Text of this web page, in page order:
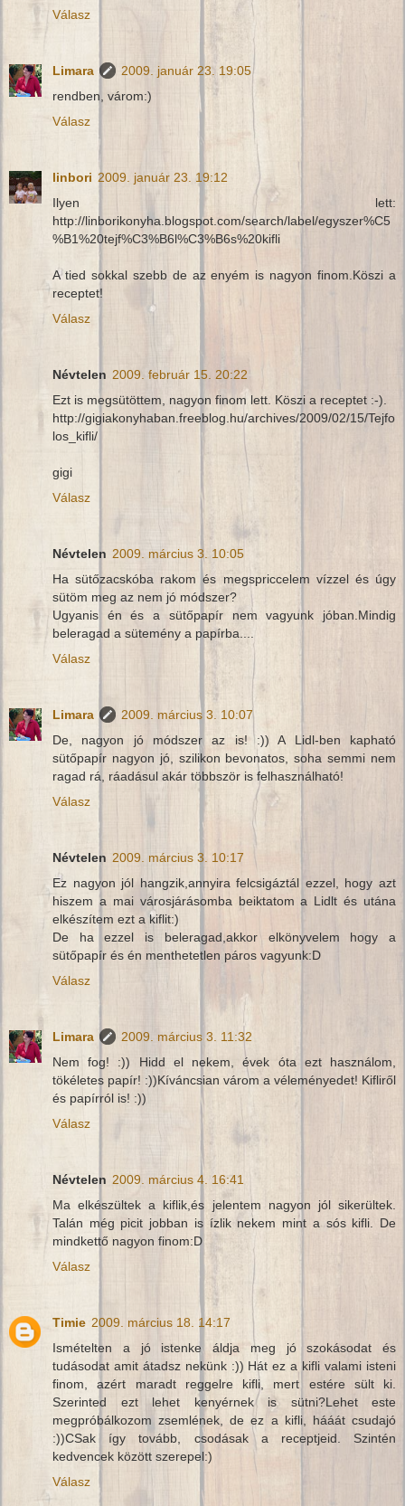
Válasz
Limara
2009. január 23. 19:05
rendben, várom:)
Válasz
linbori 2009. január 23. 19:12
Ilyen lett:
http://linborikonyha.blogspot.com/search/label/egyszer%C5
%B1%20tejf%C3%B6l%C3%B6s%20kifli
A tied sokkal szebb de az enyém is nagyon finom.Köszi a
receptet!
Válasz
Névtelen 2009. február 15. 20:22
Ezt is megsütöttem, nagyon finom lett. Köszi a receptet :-).
http://gigiakonyhaban.freeblog.hu/archives/2009/02/15/Tejfo
los_kifli/
gigi
Válasz
Névtelen 2009. március 3. 10:05
Ha sütőzacskóba rakom és megspriccelem vízzel és úgy
sütöm meg az nem jó módszer?
Ugyanis én és a sütőpapír nem vagyunk jóban.Mindig
beleragad a sütemény a papírba....
Válasz
Limara
2009. március 3. 10:07
De, nagyon jó módszer az is! :)) A Lidl-ben kapható
sütőpapír nagyon jó, szilikon bevonatos, soha semmi nem
ragad rá, ráadásul akár többször is felhasználható!
Válasz
Névtelen 2009. március 3. 10:17
Ez nagyon jól hangzik,annyira felcsigáztál ezzel, hogy azt
hiszem a mai városjárásomba beiktatom a Lidlt és utána
elkészítem ezt a kiflit:)
De ha ezzel is beleragad,akkor elkönyvelem hogy a
sütőpapír és én menthetetlen páros vagyunk:D
Válasz
Limara
2009. március 3. 11:32
Nem fog! :)) Hidd el nekem, évek óta ezt használom,
tökéletes papír! :))Kíváncsian várom a véleményedet! Kifliről
és papírról is! :))
Válasz
Névtelen 2009. március 4. 16:41
Ma elkészültek a kiflik,és jelentem nagyon jól sikerültek.
Talán még picit jobban is ízlik nekem mint a sós kifli. De
mindkettő nagyon finom:D
Válasz
Timie 2009. március 18. 14:17
Ismételten a jó istenke áldja meg jó szokásodat és
tudásodat amit átadsz nekünk :)) Hát ez a kifli valami isteni
finom, azért maradt reggelre kifli, mert estére sült ki.
Szerinted ezt lehet kenyérnek is sütni?Lehet este
megpróbálkozom zsemlének, de ez a kifli, hááát csudajó
:))CSak így tovább, csodásak a receptjeid. Szintén
kedvencek között szerepel:)
Válasz